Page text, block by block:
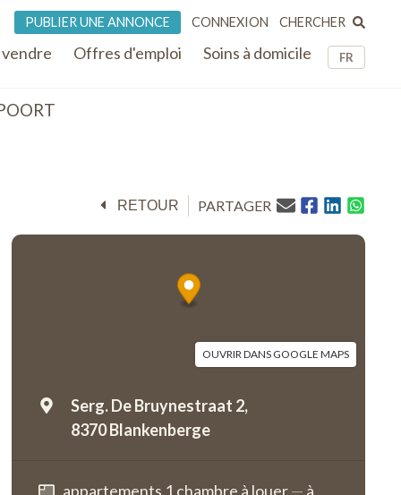
FR
Offres d'emploi Soins à domicile
PUBLIER UNE ANNONCE CONNEXION CHERCHER
RETOUR PARTAGER
OUVRIR DANS GOOGLE MAPS
Serg. De Bruynestraat 2,
8370 Blankenberge
appartements 1 chambre à louer— à